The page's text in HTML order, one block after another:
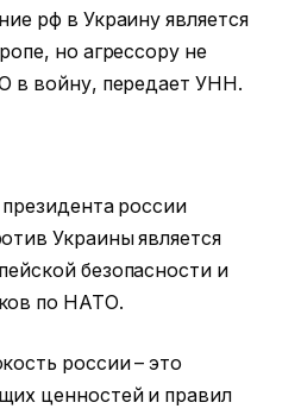
рф в Украину является
но агрессору не
в войну, передает УНН.
россии
Украины является
безопасности и
по НАТО.
россии – это
ценностей и правил